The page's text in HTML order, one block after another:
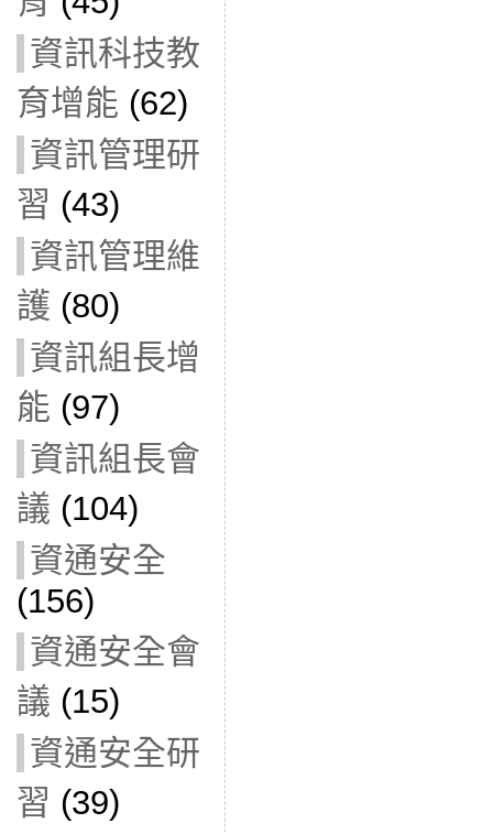
資訊科技教
育增能 (62)
資訊管理研
習 (43)
資訊管理維
護 (80)
資訊組長增
能 (97)
資訊組長會
議 (104)
資通安全
(156)
資通安全會
議 (15)
資通安全研
習 (39)